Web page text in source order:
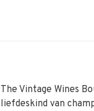
The Vintage Wines
liefdeskind van